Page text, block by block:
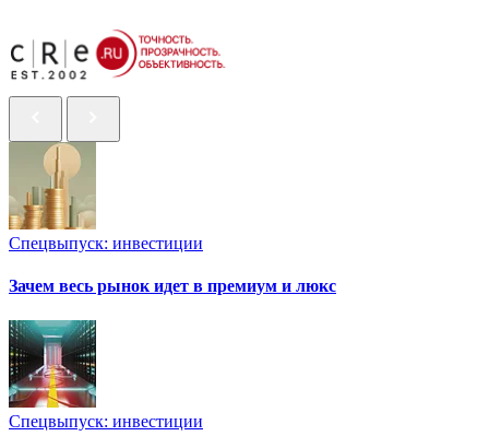
Спецвыпуск: инвестиции
Зачем весь рынок идет в премиум и люкс
Спецвыпуск: инвестиции